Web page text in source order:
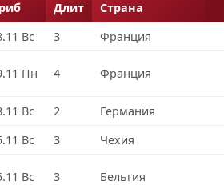
Длит Страна
Вс 3 Франция
Пн 4 Франция
Вс 2 Германия
Вс 3 Чехия
Вс 3 Бельгия